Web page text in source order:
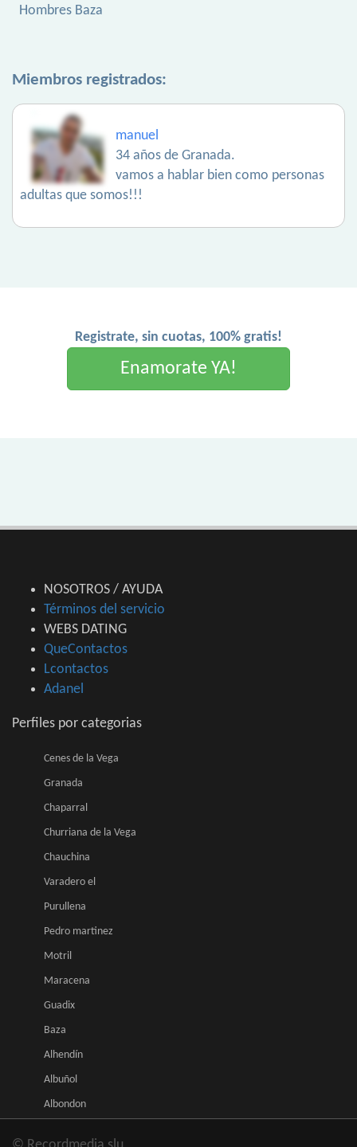
Hombres Baza
Miembros registrados:
manuel
34 años de Granada.
vamos a hablar bien como personas
adultas que somos!!!
Registrate, sin cuotas, 100% gratis!
Enamorate YA!
NOSOTROS / AYUDA
Términos del servicio
WEBS DATING
QueContactos
Lcontactos
Adanel
Perfiles por categorias
Cenes de la Vega
Granada
Chaparral
Churriana de la Vega
Chauchina
Varadero el
Purullena
Pedro martinez
Motril
Maracena
Guadix
Baza
Alhendín
Albuñol
Albondon